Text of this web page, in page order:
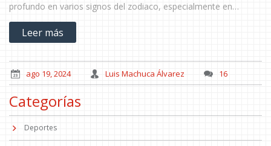
profundo en varios signos del zodiaco, especialmente en
Acuario, Leo, Tauro, Escorpio y Géminis, afectando su estado
emocional y toma de decisiones.
Leer más
ago 19, 2024 Luis Machuca Álvarez 16
Categorías
Deportes